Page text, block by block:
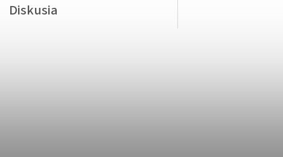
Diskusia